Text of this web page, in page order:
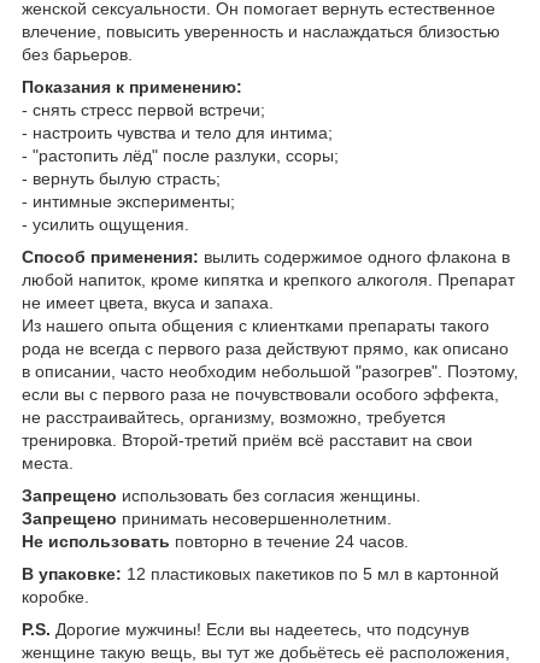
женской сексуальности. Он помогает вернуть естественное
влечение, повысить уверенность и наслаждаться близостью
без барьеров.
Показания к применению:
- снять стресс первой встречи;
- настроить чувства и тело для интима;
- "растопить лёд" после разлуки, ссоры;
- вернуть былую страсть;
- интимные эксперименты;
- усилить ощущения.
Способ применения: вылить содержимое одного флакона в
любой напиток, кроме кипятка и крепкого алкоголя. Препарат
не имеет цвета, вкуса и запаха.
Из нашего опыта общения с клиентками препараты такого
рода не всегда с первого раза действуют прямо, как описано
в описании, часто необходим небольшой "разогрев". Поэтому,
если вы с первого раза не почувствовали особого эффекта,
не расстраивайтесь, организму, возможно, требуется
тренировка. Второй-третий приём всё расставит на свои
места.
Запрещено использовать без согласия женщины.
Запрещено принимать несовершеннолетним.
Не использовать повторно в течение 24 часов.
В упаковке: 12 пластиковых пакетиков по 5 мл в картонной
коробке.
P.S. Дорогие мужчины! Если вы надеетесь, что подсунув
женщине такую вещь, вы тут же добьётесь её расположения,